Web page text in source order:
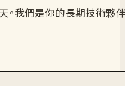
。我們是你的長期技術夥伴